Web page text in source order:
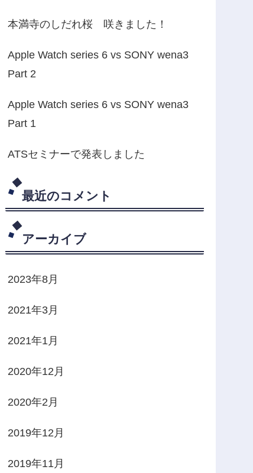
本満寺のしだれ桜 咲きました！
Apple Watch series 6 vs SONY wena3
Part 2
Apple Watch series 6 vs SONY wena3
Part 1
ATSセミナーで発表しました
最近のコメント
アーカイブ
2023年8月
2021年3月
2021年1月
2020年12月
2020年2月
2019年12月
2019年11月